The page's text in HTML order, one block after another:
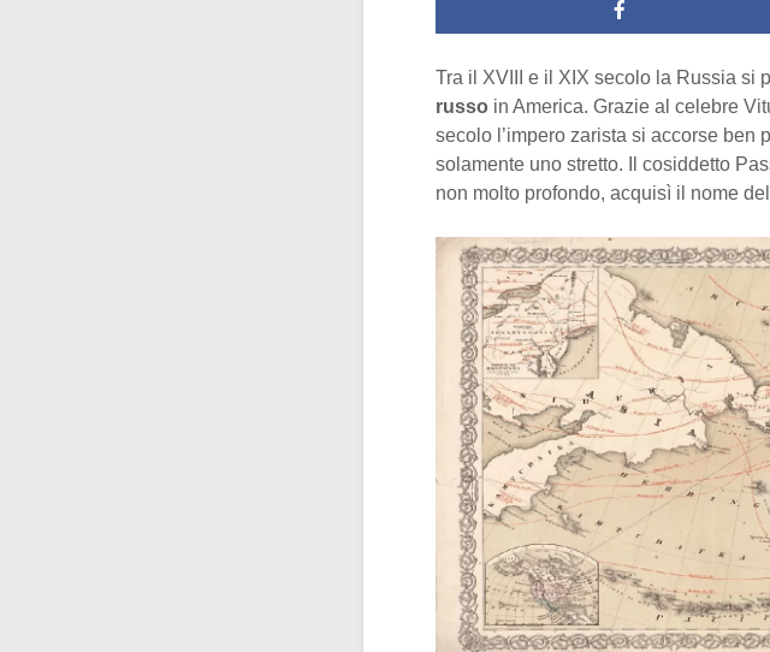
Tra il XVIII e il XIX secolo la Russia si
russo in America. Grazie al celebre
secolo l’impero zarista si accorse ben
solamente uno stretto. Il cosiddetto
non molto profondo, acquisì il nome